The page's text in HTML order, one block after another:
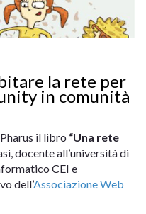
la rete per
in comunità
il libro “Una rete
docente all’università di
CEI e
dell’Associazione Web